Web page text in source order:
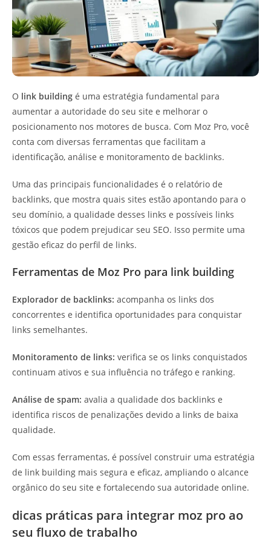
O link building é uma estratégia fundamental para
aumentar a autoridade do seu site e melhorar o
posicionamento nos motores de busca. Com Moz Pro, você
conta com diversas ferramentas que facilitam a
identificação, análise e monitoramento de backlinks.
Uma das principais funcionalidades é o relatório de
backlinks, que mostra quais sites estão apontando para o
seu domínio, a qualidade desses links e possíveis links
tóxicos que podem prejudicar seu SEO. Isso permite uma
gestão eficaz do perfil de links.
Ferramentas de Moz Pro para link building
Explorador de backlinks: acompanha os links dos
concorrentes e identifica oportunidades para conquistar
links semelhantes.
Monitoramento de links: verifica se os links conquistados
continuam ativos e sua influência no tráfego e ranking.
Análise de spam: avalia a qualidade dos backlinks e
identifica riscos de penalizações devido a links de baixa
qualidade.
Com essas ferramentas, é possível construir uma estratégia
de link building mais segura e eficaz, ampliando o alcance
orgânico do seu site e fortalecendo sua autoridade online.
dicas práticas para integrar moz pro ao
seu fluxo de trabalho